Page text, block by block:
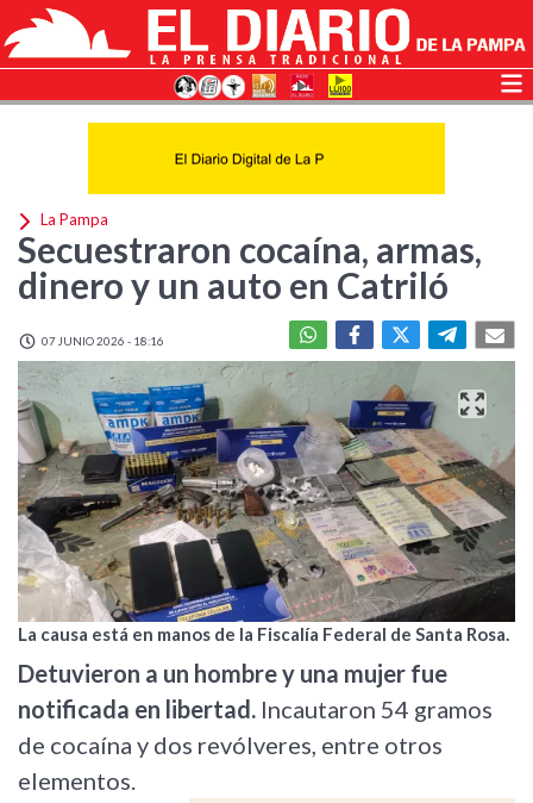
La Pampa
Secuestraron cocaína, armas,
dinero y un auto en Catriló
07 JUNIO 2026 - 18:16
La causa está en manos de la Fiscalía Federal de Santa Rosa.
Detuvieron a un hombre y una mujer fue
notificada en libertad. Incautaron 54 gramos
de cocaína y dos revólveres, entre otros
elementos.